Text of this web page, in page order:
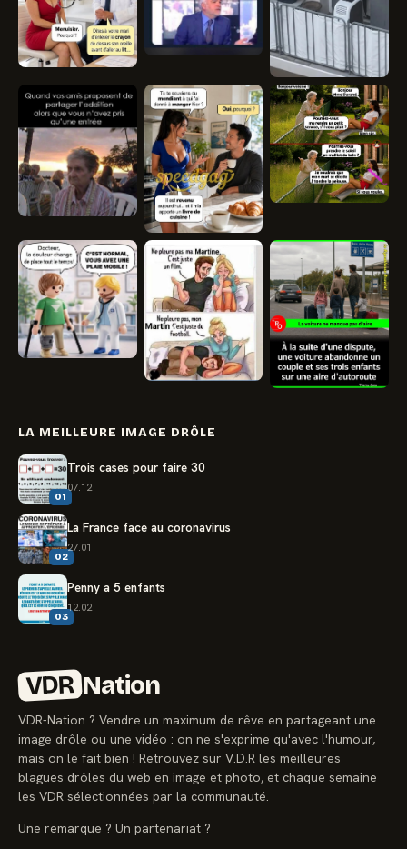
LA MEILLEURE IMAGE DRÔLE
01
Trois cases pour faire 30
07.12
02
La France face au coronavirus
27.01
03
Penny a 5 enfants
12.02
VDR Nation
VDR-Nation ? Vendre un maximum de rêve en partageant une
image drôle ou une vidéo : on ne s'exprime qu'avec l'humour,
mais on le fait bien ! Retrouvez sur V.D.R les meilleures
blagues drôles du web en image et photo, et chaque semaine
les VDR sélectionnées par la communauté.
Une remarque ? Un partenariat ?